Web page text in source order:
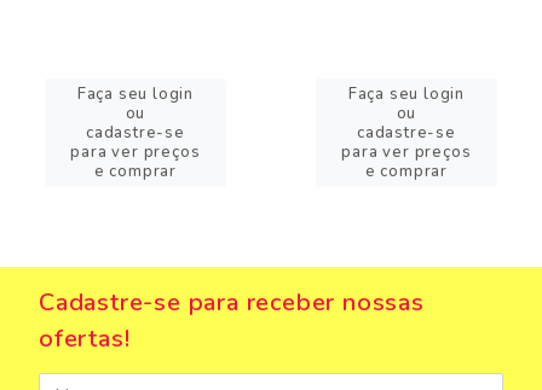
Faça seu login
ou
cadastre-se
para ver preços
e comprar
Faça seu login
ou
cadastre-se
para ver preços
e comprar
Cadastre-se para receber nossas
ofertas!